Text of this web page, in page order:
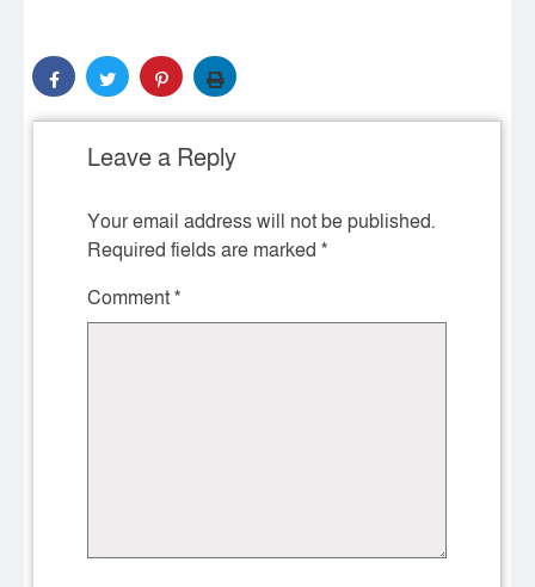
Leave a Reply
Your email address will not be published.
Required fields are marked *
Comment*